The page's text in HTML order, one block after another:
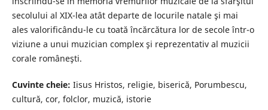
secolului al XIX-lea atât departe de locurile natale şi mai
ales valorificându-le cu toată încărcătura lor de secole într-o
viziune a unui muzician complex şi reprezentativ al muzicii
corale româneşti.
Cuvinte cheie: Iisus Hristos, religie, biserică, Porumbescu,
cultură, cor, folclor, muzică, istorie